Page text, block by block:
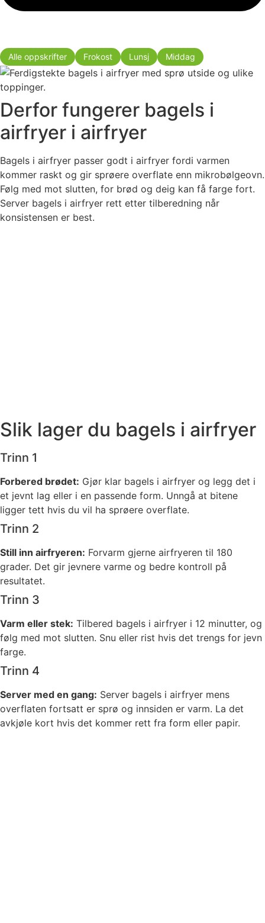
Alle oppskrifter Frokost Lunsj Middag
Derfor fungerer bagels i
airfryer i airfryer
Bagels i airfryer passer godt i airfryer fordi varmen
kommer raskt og gir sprøere overflate enn mikrobølgeovn.
Følg med mot slutten, for brød og deig kan få farge fort.
Server bagels i airfryer rett etter tilberedning når
konsistensen er best.
Slik lager du bagels i airfryer
Trinn 1
Forbered brødet: Gjør klar bagels i airfryer og legg det i
et jevnt lag eller i en passende form. Unngå at bitene
ligger tett hvis du vil ha sprøere overflate.
Trinn 2
Still inn airfryeren: Forvarm gjerne airfryeren til 180
grader. Det gir jevnere varme og bedre kontroll på
resultatet.
Trinn 3
Varm eller stek: Tilbered bagels i airfryer i 12 minutter, og
følg med mot slutten. Snu eller rist hvis det trengs for jevn
farge.
Trinn 4
Server med en gang: Server bagels i airfryer mens
overflaten fortsatt er sprø og innsiden er varm. La det
avkjøle kort hvis det kommer rett fra form eller papir.